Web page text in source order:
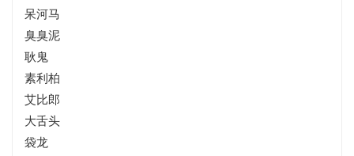
呆河马
臭臭泥
耿鬼
素利柏
艾比郎
大舌头
袋龙